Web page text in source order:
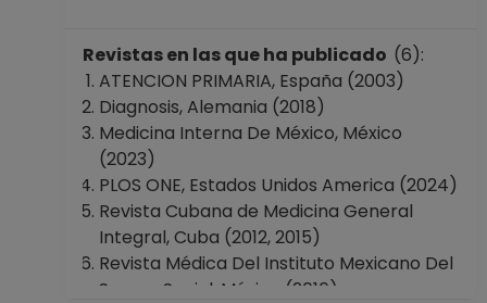
Revistas en las que ha publicado (6):
ATENCION PRIMARIA, España (2003)
Diagnosis, Alemania (2018)
Medicina Interna De México, México
(2023)
PLOS ONE, Estados Unidos America (2024)
Revista Cubana de Medicina General
Integral, Cuba (2012, 2015)
Revista Médica Del Instituto Mexicano Del
Seguro Social, México (2016)